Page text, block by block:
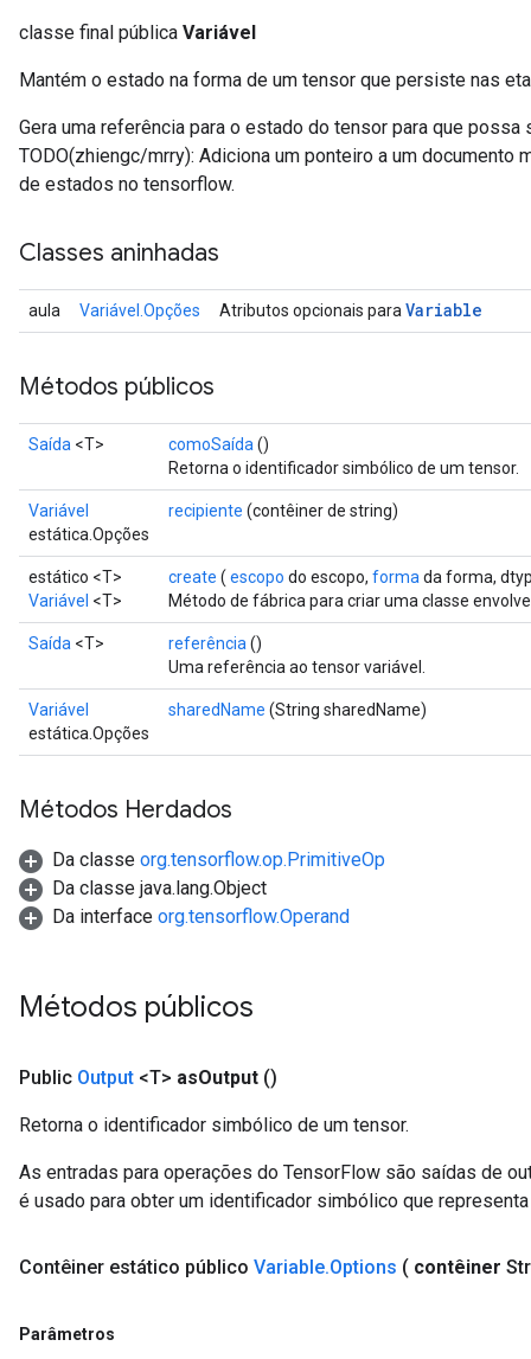
classe final pública Variável
Mantém o estado na forma de um tensor que persiste nas
Gera uma referência para o estado do tensor para que possa
TODO(zhiengc/mrry): Adiciona um ponteiro a um documento
de estados no tensorflow.
Classes aninhadas
aula Variável.Opções Atributos opcionais para Variable
Métodos públicos
Saída <T> comoSaída ()
Retorna o identificador simbólico de um tensor.
Variável
estática.Opções
recipiente (contêiner de string)
estático <T>
Variável <T>
create ( escopo do escopo, forma da forma,
Método de fábrica para criar uma classe
Saída <T> referência ()
Uma referência ao tensor variável.
Variável
estática.Opções
sharedName (String sharedName)
Métodos Herdados
Da classe org.tensorflow.op.PrimitiveOp
Da classe java.lang.Object
Da interface org.tensorflow.Operand
Métodos públicos
Public Output <T> asOutput ()
Retorna o identificador simbólico de um tensor.
As entradas para operações do TensorFlow são saídas de
é usado para obter um identificador simbólico que
Contêiner estático público Variable.Options ( contêiner
Parâmetros